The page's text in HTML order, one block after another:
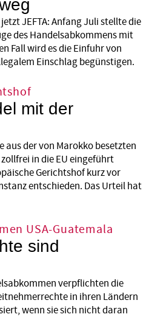
jetzt JEFTA: Anfang Juli stellte die
des Handelsabkommens mit
Fall wird es die Einfuhr von
Einschlag begünstigen.
mit der
aus der von Marokko besetzten
in die EU eingeführt
Gerichtshof kurz vor
entschieden. Das Urteil hat
USA-Guatemala
sind
verpflichten die
in ihren Ländern
wenn sie sich nicht daran